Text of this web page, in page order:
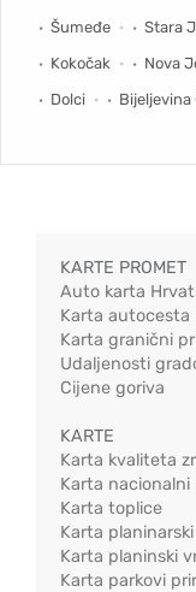
Šumeđe Stara
Kokočak
Nova
Dolci
Bijeljevina
KARTE PROMET
Auto karta
Karta autocesta
Karta granični
Udaljenosti
Cijene goriva
KARTE
Karta kvaliteta
Karta nacionalni
Karta toplice
Karta
Karta planinski
Karta parkovi